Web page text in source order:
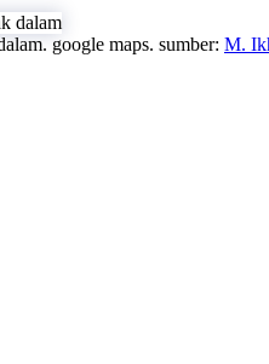
google maps. sumber: M.